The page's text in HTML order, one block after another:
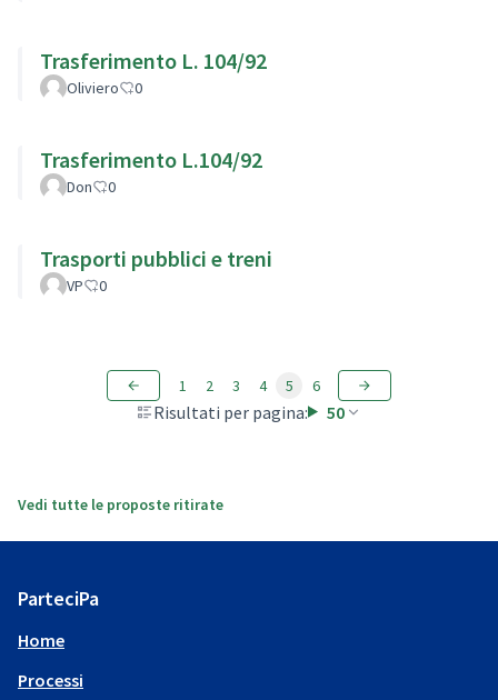
Trasferimento L. 104/92
Oliviero 0
Trasferimento L.104/92
Don 0
Trasporti pubblici e treni
VP 0
Risultati per pagina: 50
1 2 3 4 5 6
Vedi tutte le proposte ritirate
ParteciPa
Home
Processi